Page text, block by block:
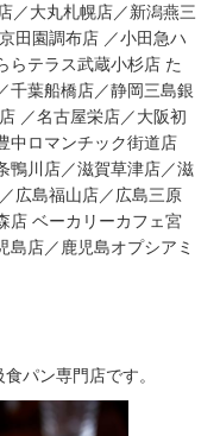
／大丸札幌店／新潟燕三
田園調布店 ／小田急ハ
らテラス武蔵小杉店 た
千葉船橋店／静岡三島銀
／名古屋栄店／大阪初
中ロマンチック街道店
鴨川店／滋賀草津店／滋
広島福山店／広島三原
店 ベーカリーカフェ宮
島店／鹿児島オプシアミ
パン専門店です。